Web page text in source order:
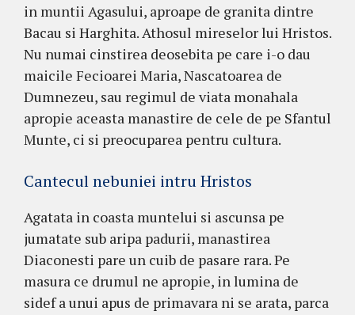
in muntii Agasului, aproape de granita dintre
Bacau si Harghita. Athosul mireselor lui Hristos.
Nu numai cinstirea deosebita pe care i-o dau
maicile Fecioarei Maria, Nascatoarea de
Dumnezeu, sau regimul de viata monahala
apropie aceasta manastire de cele de pe Sfantul
Munte, ci si preocuparea pentru cultura.
Cantecul nebuniei intru Hristos
Agatata in coasta muntelui si ascunsa pe
jumatate sub aripa padurii, manastirea
Diaconesti pare un cuib de pasare rara. Pe
masura ce drumul ne apropie, in lumina de
sidef a unui apus de primavara ni se arata, parca